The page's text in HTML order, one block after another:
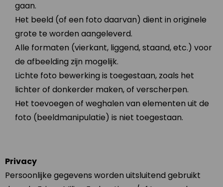
gaan.
Het beeld (of een foto daarvan) dient in originele
grote te worden aangeleverd.
Alle formaten (vierkant, liggend, staand, etc.) voor
de afbeelding zijn mogelijk.
Lichte foto bewerking is toegestaan, zoals het
lichter of donkerder maken, of verscherpen.
Het toevoegen of weghalen van elementen uit de
foto (beeldmanipulatie) is niet toegestaan.
Privacy
Persoonlijke gegevens worden uitsluitend gebruikt